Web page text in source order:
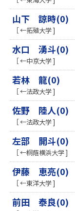
山下 諒時(0)
［ ←拓殖大学 ]
水口 湧斗(0)
［ ←中京大学 ]
若林 龍(0)
［ ←法政大学 ]
佐野 陸人(0)
［ ←法政大学 ]
左部 開斗(0)
［ ←桐蔭横浜大学 ]
伊藤 恵亮(0)
［ ←東洋大学 ]
前田 泰良(0)